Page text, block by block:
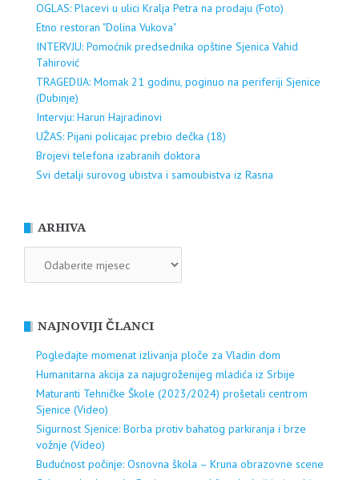
OGLAS: Placevi u ulici Kralja Petra na prodaju (Foto)
Etno restoran "Dolina Vukova"
INTERVJU: Pomoćnik predsednika opštine Sjenica Vahid
Tahirović
TRAGEDIJA: Momak 21 godinu, poginuo na periferiji Sjenice
(Dubinje)
Intervju: Harun Hajradinovi
UŽAS: Pijani policajac prebio dečka (18)
Brojevi telefona izabranih doktora
Svi detalji surovog ubistva i samoubistva iz Rasna
ARHIVA
NAJNOVIJI ČLANCI
Pogledajte momenat izlivanja ploče za Vladin dom
Humanitarna akcija za najugroženijeg mladića iz Srbije
Maturanti Tehničke Škole (2023/2024) prošetali centrom
Sjenice (Video)
Sigurnost Sjenice: Borba protiv bahatog parkiranja i brze
vožnje (Video)
Budućnost počinje: Osnovna škola – Kruna obrazovne scene